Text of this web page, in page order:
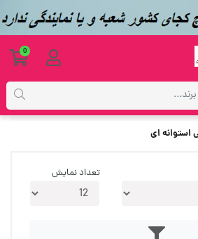
ای
تعداد نمایش
0